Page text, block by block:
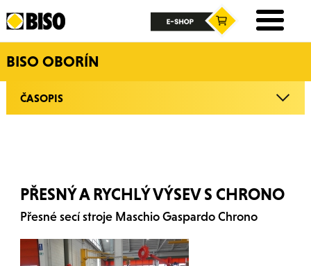
BISO OBORÍN
ČASOPIS
PŘESNÝ A RYCHLÝ VÝSEV S CHRONO
Přesné secí stroje Maschio Gaspardo Chrono